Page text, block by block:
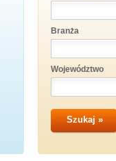
Branża
Województwo